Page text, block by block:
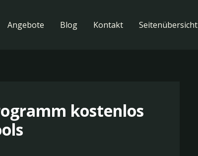
Angebote Blog Kontakt Seitenübersicht
kostenlos